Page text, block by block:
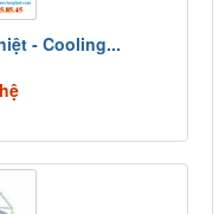
- Cooling...